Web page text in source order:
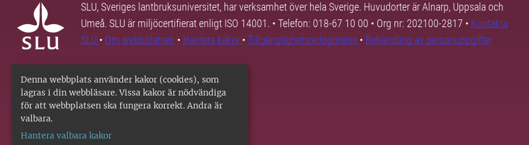
Denna webbplats använder kakor (cookies), som
lagras i din webbläsare. Vissa kakor är nödvändiga
för att webbplatsen ska fungera korrekt. Andra är
valbara.
Hantera valbara kakor
SLU, Sveriges lantbruksuniversitet, har verksamhet över hela Sverige. Huvudorter är Alnarp, Uppsala och
Umeå. SLU är miljöcertifierat enligt ISO 14001. • Telefon: 018-67 10 00 • Org nr: 202100-2817 • Kontakta
SLU • Om webbplatsen • Hantera kakor • Tillgänglighetsredogörelse • Behandling av personuppgifter